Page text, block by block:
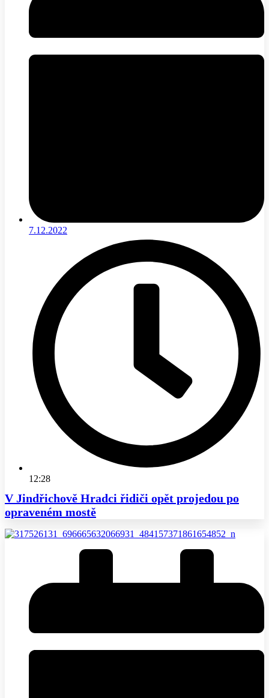
7.12.2022
12:28
V Jindřichově Hradci řidiči opět projedou po
opraveném mostě